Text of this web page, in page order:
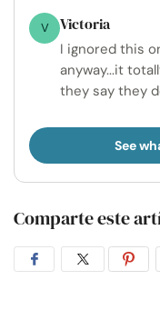
V Victoria
I ignored this
anyway...it
they say they
See
Comparte este
Compartir